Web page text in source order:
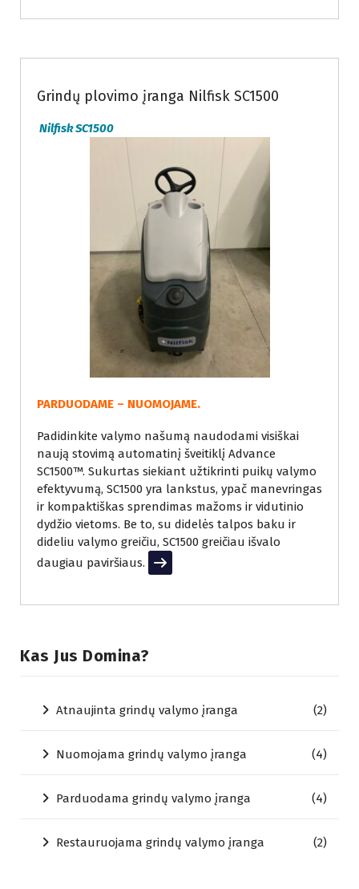
Nuomojama grindų valymo įranga
Grindų plovimo įranga Nilfisk SC1500
Nilfisk SC1500
PARDUODAME – NUOMOJAME.
Padidinkite valymo našumą naudodami visiškai
naują stovimą automatinį šveitiklį Advance
SC1500™. Sukurtas siekiant užtikrinti puikų valymo
efektyvumą, SC1500 yra lankstus, ypač manevringas
ir kompaktiškas sprendimas mažoms ir vidutinio
dydžio vietoms. Be to, su didelės talpos baku ir
dideliu valymo greičiu, SC1500 greičiau išvalo
daugiau paviršiaus.
Read More
Kas Jus Domina?
Atnaujinta grindų valymo įranga (2)
Nuomojama grindų valymo įranga (4)
Parduodama grindų valymo įranga (4)
Restauruojama grindų valymo įranga (2)